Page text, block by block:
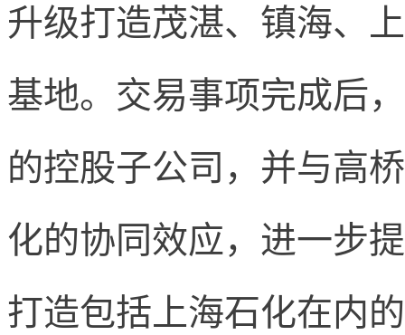
升级打造茂湛、镇海、
基地。交易事项完成后
的控股子公司，并与高
化的协同效应，进一步
打造包括上海石化在内